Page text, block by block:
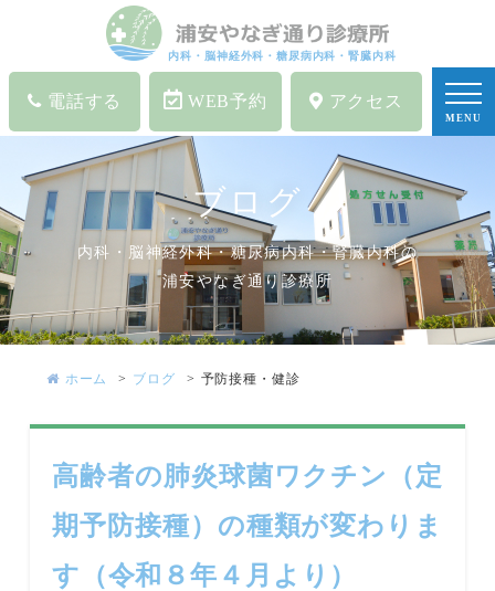
内科・脳神経外科・糖尿病内科・腎臓内科
電話する WEB予約 アクセス
MENU
ブログ
内科・脳神経外科・糖尿病内科・腎臓内科の
浦安やなぎ通り診療所
ホーム ブログ 予防接種・健診
高齢者の肺炎球菌ワクチン（定
期予防接種）の種類が変わりま
す（令和８年４月より）